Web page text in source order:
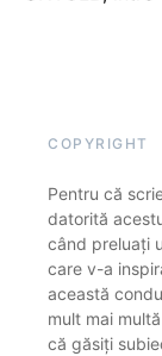
COPYRIGHT
Pentru că
datorită
când preluați
care v-a
această
mult mai
că găsiți